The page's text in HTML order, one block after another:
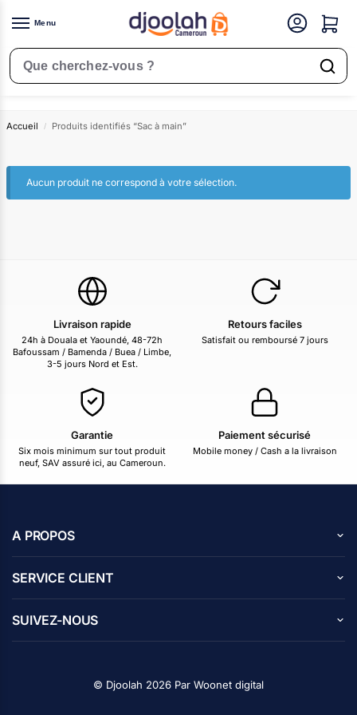
Menu
Rechercher un produit
Sac à main
Accueil / Produits identifiés “Sac à main”
Aucun produit ne correspond à votre sélection.
Livraison rapide
24h à Douala et Yaoundé, 48-72h
Bafoussam / Bamenda / Buea / Limbe,
3-5 jours Nord et Est.
Retours faciles
Satisfait ou remboursé 7 jours
Garantie
Six mois minimum sur tout produit
neuf, SAV assuré ici, au Cameroun.
Paiement sécurisé
Mobile money / Cash a la livraison
A PROPOS
Carrières
Contactez nous
SERVICE CLIENT
Blog
Suivi de commande
SUIVEZ-NOUS
© Djoolah 2026 Par Woonet digital